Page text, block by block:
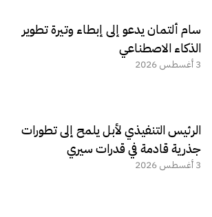
سام ألتمان يدعو إلى إبطاء وتيرة تطوير
الذكاء الاصطناعي
3 أغسطس 2026
الرئيس التنفيذي لأبل يلمح إلى تطورات
جذرية قادمة في قدرات سيري
3 أغسطس 2026